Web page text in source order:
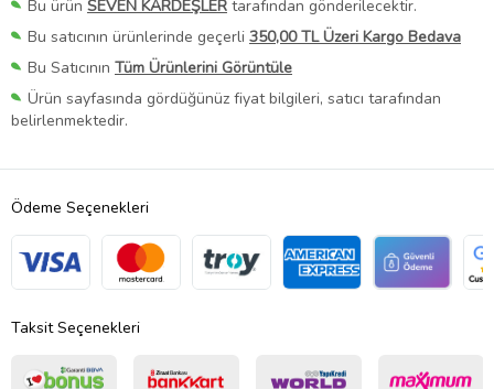
Bu ürün SEVEN KARDEŞLER tarafından gönderilecektir.
Bu satıcının ürünlerinde geçerli 350,00 TL Üzeri Kargo Bedava
Bu Satıcının Tüm Ürünlerini Görüntüle
Ürün sayfasında gördüğünüz fiyat bilgileri, satıcı tarafından
belirlenmektedir.
Ödeme Seçenekleri
Taksit Seçenekleri